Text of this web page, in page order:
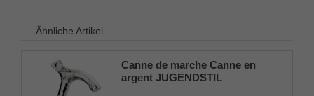
Ähnliche Artikel
Canne de marche Canne en
argent JUGENDSTIL